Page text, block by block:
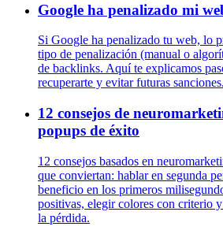
Google ha penalizado mi
Si Google ha penalizado tu web, lo
tipo de penalización (manual o
de backlinks. Aquí te explicamos
recuperarte y evitar futuras sanciones.
12 consejos de
popups de éxito
12 consejos basados en
que conviertan: hablar en segunda
beneficio en los primeros
positivas, elegir colores con criterio
la pérdida.